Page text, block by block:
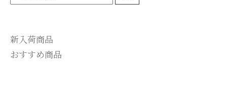
新入荷商品
おすすめ商品